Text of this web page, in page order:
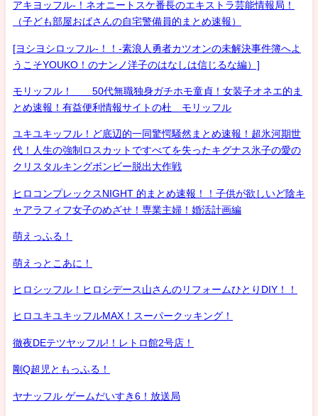
アキヨッフル-！ネオニートスケ番長のエキストラ芸能情報局！
（子ども部屋おばさんの自宅警備員的まとめ速報）
[ヨシヨシロッフル-！！-素浪人勇者カツオンの未解決事件簿へよ
うこそYOUKO！のナンノ洋子のはなしは信じるな編）]
モリッフル！ 50代無職独身ガチホモ童貞！女装子オネエ的ま
とめ速報！有益便利情報サイトの杜 モリッフル
ユキユキッフル！ど底辺的一同驚愕騒然まとめ速報！超氷河期世
代！人生の強制ロスカットですべてを失ったキグナス氷子の愛の
クリスタルキングボンビー脱出大作戦
ヒロコンプレックスNIGHT 的まとめ速報！！子供が欲しいど陰キ
ャアラフィフ女子のめざせ！専業主婦！婚活計画編
萌えっふる！
萌えっとこあに！
ヒロシッフル！ヒロシデース山さんのリフォームひとりDIY！！
ヒロユキユキッフルMAX！スーパークッキング！
徹夜DEテツヤッフル!！レトロ館2号店！
剛Q超児ともっふる！
ヤナッフル ゲームだいすき6！放送局